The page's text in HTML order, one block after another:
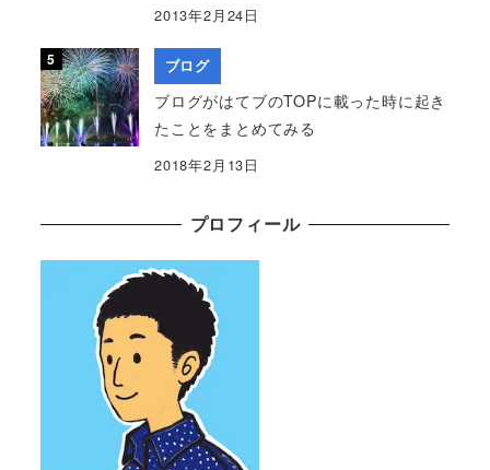
2013年2月24日
ブログ
ブログがはてブのTOPに載った時に起き
たことをまとめてみる
2018年2月13日
プロフィール